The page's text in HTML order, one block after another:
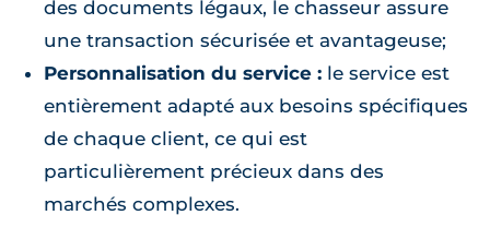
des documents légaux, le chasseur assure
une transaction sécurisée et avantageuse;
Personnalisation du service : le service est
entièrement adapté aux besoins spécifiques
de chaque client, ce qui est
particulièrement précieux dans des
marchés complexes.